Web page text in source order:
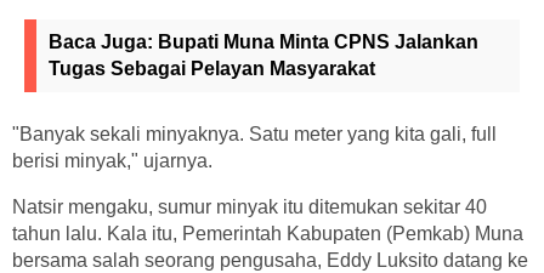
Baca Juga: Bupati Muna Minta CPNS Jalankan
Tugas Sebagai Pelayan Masyarakat
"Banyak sekali minyaknya. Satu meter yang kita gali, full
berisi minyak," ujarnya.
Natsir mengaku, sumur minyak itu ditemukan sekitar 40
tahun lalu. Kala itu, Pemerintah Kabupaten (Pemkab) Muna
bersama salah seorang pengusaha, Eddy Luksito datang ke